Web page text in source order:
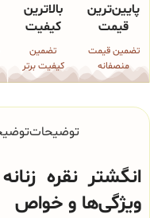
پایین‌ترین
قیمت
تضمین قیمت
منصفانه
بالاترین
کیفیت
تضمین
کیفیت برتر
توضیحات
انگشتر نقره
ویژگی‌ها و خواص